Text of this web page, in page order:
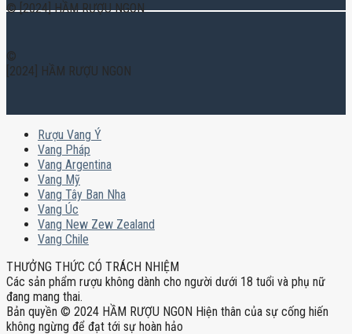
© [2024] HẦM RƯỢU NGON
©
[2024] HẦM RƯỢU NGON
Rượu Vang Ý
Vang Pháp
Vang Argentina
Vang Mỹ
Vang Tây Ban Nha
Vang Úc
Vang New Zew Zealand
Vang Chile
THƯỞNG THỨC CÓ TRÁCH NHIỆM
Các sản phẩm rượu không dành cho người dưới 18 tuổi và phụ nữ
đang mang thai.
Bản quyền © 2024 HẦM RƯỢU NGON Hiện thân của sự cống hiến
không ngừng để đạt tới sự hoàn hảo